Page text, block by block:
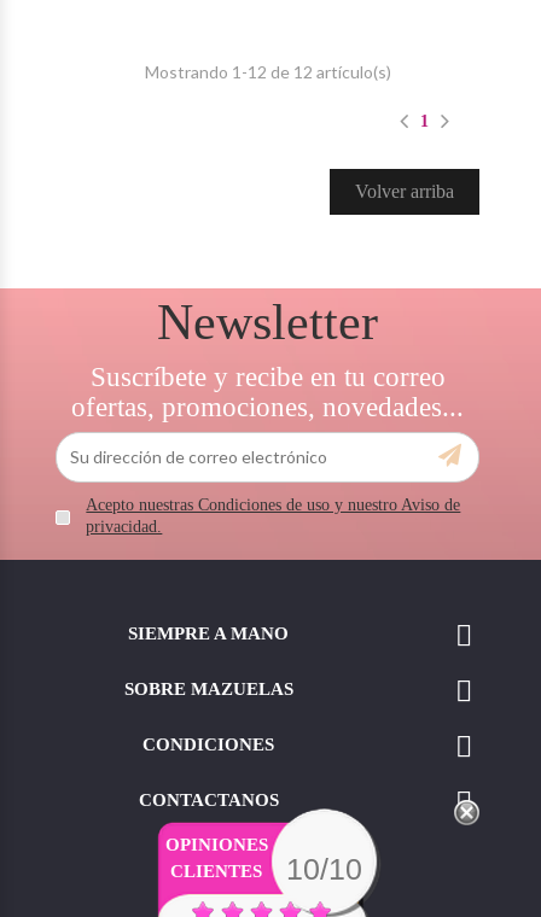
Mostrando 1-12 de 12 artículo(s)
1
Volver arriba
Newsletter
Suscríbete y recibe en tu correo
ofertas, promociones, novedades...
Acepto nuestras Condiciones de uso y nuestro Aviso de
privacidad.
SIEMPRE A MANO 
SOBRE MAZUELAS 
CONDICIONES 
CONTACTANOS 
OPINIONES
CLIENTES
10/10